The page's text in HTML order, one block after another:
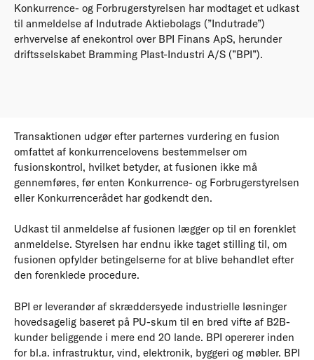
Konkurrence- og Forbrugerstyrelsen har modtaget et udkast
til anmeldelse af Indutrade Aktiebolags (”Indutrade”)
erhvervelse af enekontrol over BPI Finans ApS, herunder
driftsselskabet Bramming Plast-Industri A/S (”BPI”).
Transaktionen udgør efter parternes vurdering en fusion
omfattet af konkurrencelovens bestemmelser om
fusionskontrol, hvilket betyder, at fusionen ikke må
gennemføres, før enten Konkurrence- og Forbrugerstyrelsen
eller Konkurrencerådet har godkendt den.
Udkast til anmeldelse af fusionen lægger op til en forenklet
anmeldelse. Styrelsen har endnu ikke taget stilling til, om
fusionen opfylder betingelserne for at blive behandlet efter
den forenklede procedure.
BPI er leverandør af skræddersyede industrielle løsninger
hovedsagelig baseret på PU-skum til en bred vifte af B2B-
kunder beliggende i mere end 20 lande. BPI opererer inden
for bl.a. infrastruktur, vind, elektronik, byggeri og møbler. BPI